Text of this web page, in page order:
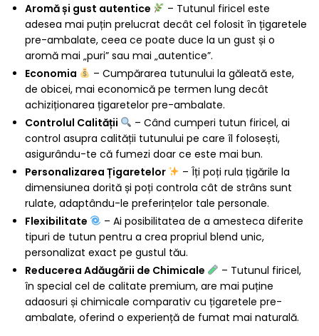
Aromă și gust autentice
– Tutunul firicel este
adesea mai puțin prelucrat decât cel folosit în țigaretele
pre-ambalate, ceea ce poate duce la un gust și o
aromă mai „puri” sau mai „autentice”.
Economia
– Cumpărarea tutunului la găleată este,
de obicei, mai economică pe termen lung decât
achiziționarea țigaretelor pre-ambalate.
Controlul Calității
– Când cumperi tutun firicel, ai
control asupra calității tutunului pe care îl folosești,
asigurându-te că fumezi doar ce este mai bun.
Personalizarea Țigaretelor
– Îți poți rula țigările la
dimensiunea dorită și poți controla cât de strâns sunt
rulate, adaptându-le preferințelor tale personale.
Flexibilitate
– Ai posibilitatea de a amesteca diferite
tipuri de tutun pentru a crea propriul blend unic,
personalizat exact pe gustul tău.
Reducerea Adăugării de Chimicale
– Tutunul firicel,
în special cel de calitate premium, are mai puține
adaosuri și chimicale comparativ cu țigaretele pre-
ambalate, oferind o experiență de fumat mai naturală.